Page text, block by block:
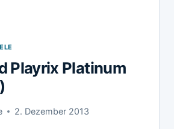
Playrix Platinum
2. Dezember 2013